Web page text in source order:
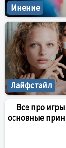
Мнение
Лайфстайл
Все про
основные